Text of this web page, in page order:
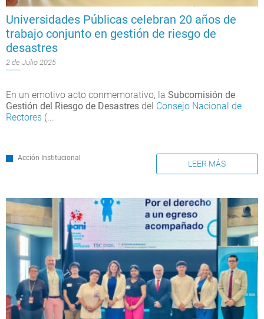
Universidades Públicas celebran 20 años de
trabajo conjunto en gestión de riesgo de
desastres
2 de Julio 2025
En un emotivo acto conmemorativo, la Subcomisión de
Gestión del Riesgo de Desastres del Consejo Nacional de
Rectores (...
Acción Institucional
LEER MÁS